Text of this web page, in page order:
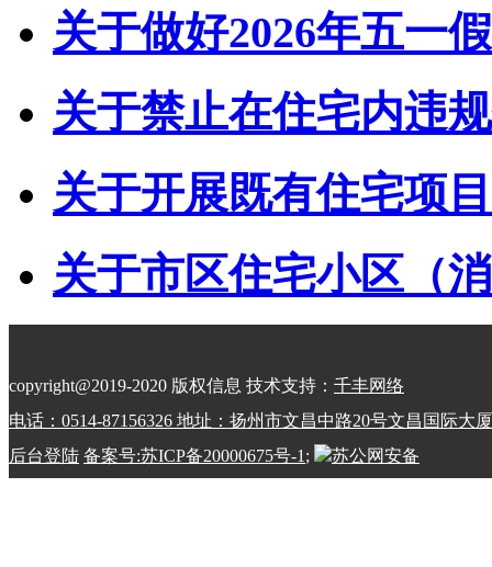
关于做好2026年五一
关于禁止在住宅内违
关于开展既有住宅项
关于市区住宅小区（
copyright@2019-2020 版权信息 技术支持： 千丰网络
电话：0514-87156326 地址：扬州市文昌中路20号文昌国际大厦
后台登陆 备案号:苏ICP备20000675号-1;
苏公网安备